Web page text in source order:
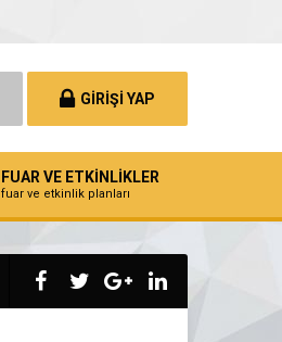
GİRİŞİ YAP
FUAR VE ETKİNLİKLER
fuar ve etkinlik planları